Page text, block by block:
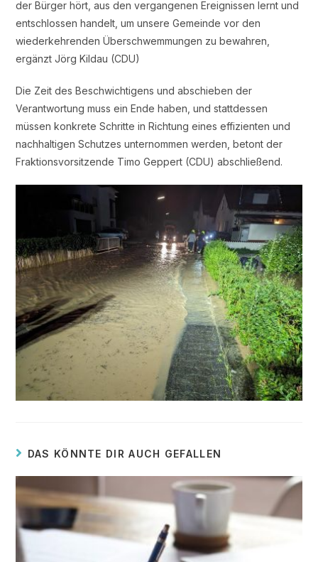
der Bürger hört, aus den vergangenen Ereignissen lernt und
entschlossen handelt, um unsere Gemeinde vor den
wiederkehrenden Überschwemmungen zu bewahren,
ergänzt Jörg Kildau (CDU)
Die Zeit des Beschwichtigens und abschieben der
Verantwortung muss ein Ende haben, und stattdessen
müssen konkrete Schritte in Richtung eines effizienten und
nachhaltigen Schutzes unternommen werden, betont der
Fraktionsvorsitzende Timo Geppert (CDU) abschließend.
DAS KÖNNTE DIR AUCH GEFALLEN